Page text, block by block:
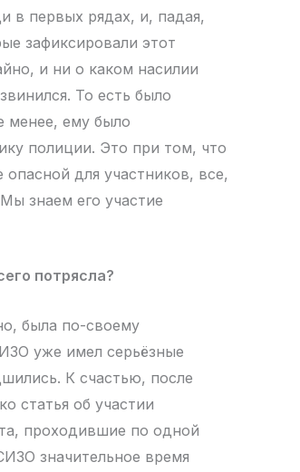
в первых рядах, и, падая,
зафиксировали этот
и ни о каком насилии
То есть было
менее, ему было
полиции. Это при том, что
опасной для участников, все,
знаем его участие
потрясла?
была по-своему
уже имел серьёзные
К счастью, после
статья об участии
проходившие по одной
значительное время